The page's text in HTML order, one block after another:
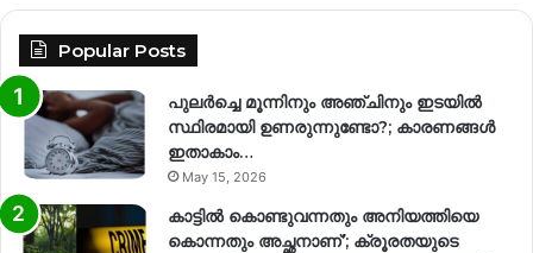
Popular Posts
പുലർച്ചെ മൂന്നിനും അഞ്ചിനും ഇടയിൽ
സ്ഥിരമായി ഉണരുന്നുണ്ടോ?; കാരണങ്ങള്‍
ഇതാകാം…
May 15, 2026
കാട്ടിൽ കൊണ്ടുവന്നതും അനിയത്തിയെ
കൊന്നതും അച്ഛനാണ്’; ക്രൂരതയുടെ